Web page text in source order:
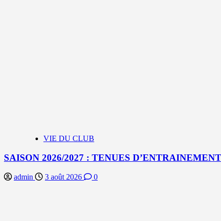
VIE DU CLUB
SAISON 2026/2027 : TENUES D’ENTRAINEMENT
admin 3 août 2026 0